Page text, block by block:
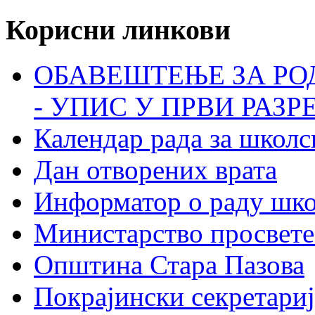
Корисни линкови
ОБАВЕШТЕЊЕ ЗА
- УПИС У ПРВИ
Календар рада за
Дан отворених врата
Информатор о раду
Министарство
Општина Стара Пазова
Покрајински